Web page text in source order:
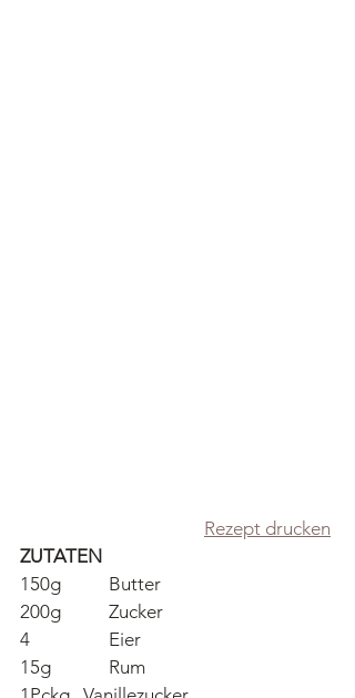
Rezept drucken
ZUTATEN
150g 	Butter
200g  	Zucker
4 		Eier
15g 		Rum